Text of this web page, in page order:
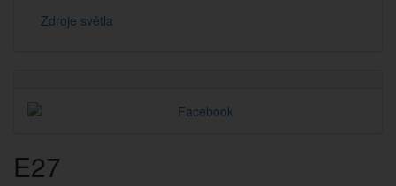
Zdroje světla
E27